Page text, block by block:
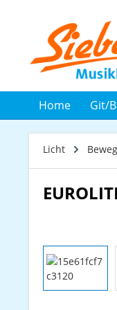
Home Git/
Licht
Bildergalerie